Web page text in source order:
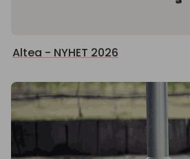
Altea - NYHET 2026